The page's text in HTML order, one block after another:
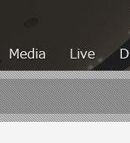
News Media